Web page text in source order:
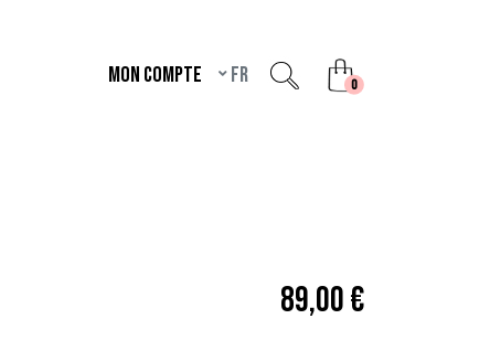
Mon compte fr 0unread messages
89,00 €